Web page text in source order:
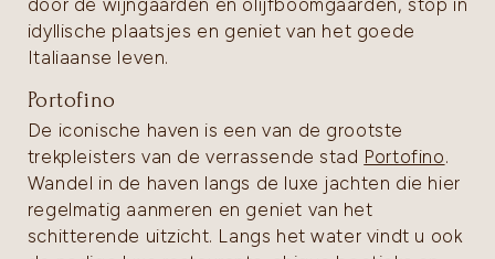
door de wijngaarden en olijfboomgaarden, stop in
idyllische plaatsjes en geniet van het goede
Italiaanse leven.
Portofino
De iconische haven is een van de grootste
trekpleisters van de verrassende stad Portofino.
Wandel in de haven langs de luxe jachten die hier
regelmatig aanmeren en geniet van het
schitterende uitzicht. Langs het water vindt u ook